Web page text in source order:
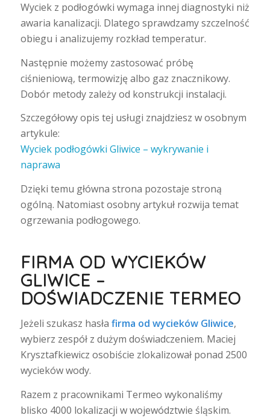
Wyciek z podłogówki wymaga innej diagnostyki niż
awaria kanalizacji. Dlatego sprawdzamy szczelność
obiegu i analizujemy rozkład temperatur.
Następnie możemy zastosować próbę
ciśnieniową, termowizję albo gaz znacznikowy.
Dobór metody zależy od konstrukcji instalacji.
Szczegółowy opis tej usługi znajdziesz w osobnym
artykule:
Wyciek podłogówki Gliwice – wykrywanie i
naprawa
Dzięki temu główna strona pozostaje stroną
ogólną. Natomiast osobny artykuł rozwija temat
ogrzewania podłogowego.
FIRMA OD WYCIEKÓW
GLIWICE –
DOŚWIADCZENIE TERMEO
Jeżeli szukasz hasła firma od wycieków Gliwice,
wybierz zespół z dużym doświadczeniem. Maciej
Krysztafkiewicz osobiście zlokalizował ponad 2500
wycieków wody.
Razem z pracownikami Termeo wykonaliśmy
blisko 4000 lokalizacji w województwie śląskim.